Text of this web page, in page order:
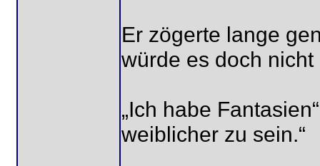
Er zögerte lange
würde es doch
„Ich habe
weiblicher zu sein.“